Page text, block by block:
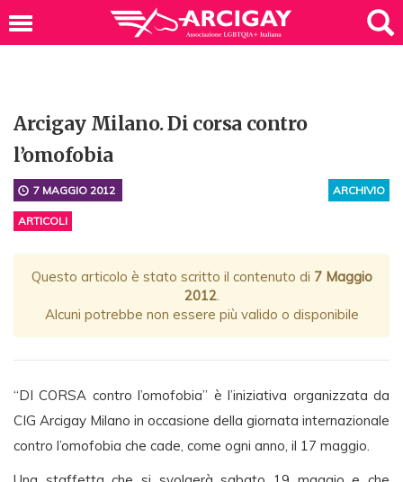
Arcigay Milano. Di corsa contro
l’omofobia
ARCHIVIO
7 MAGGIO 2012
ARTICOLI
Questo articolo è stato scritto il contenuto di 7 Maggio
2012.
Alcuni potrebbe non essere più valido o disponibile
“DI CORSA contro l’omofobia” è l’iniziativa organizzata da
CIG Arcigay Milano in occasione della giornata internazionale
contro l’omofobia che cade, come ogni anno, il 17 maggio.